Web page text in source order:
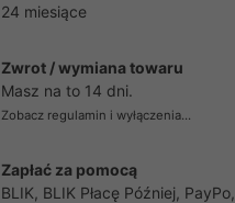
24 miesiące
Zwrot / wymiana towaru
Masz na to 14 dni.
Zobacz regulamin i wyłączenia...
Zapłać za pomocą
BLIK, BLIK Płacę Później, PayPo,